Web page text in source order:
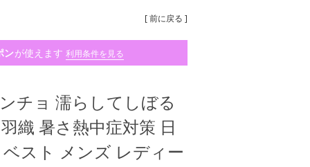
[ 前に戻る ]
ンが使えます 利用条件を見る
チョ 濡らしてしぼる
織 暑さ熱中症対策 日
スト メンズ レディー